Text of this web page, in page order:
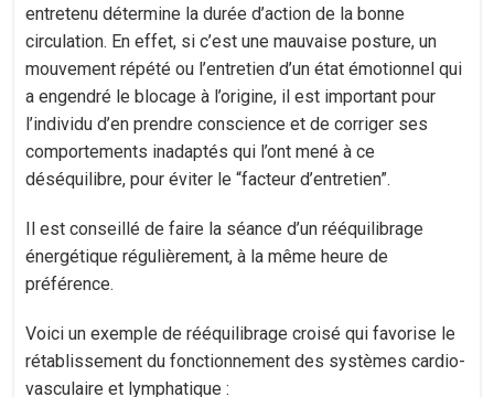
entretenu détermine la durée d’action de la bonne
circulation. En effet, si c’est une mauvaise posture, un
mouvement répété ou l’entretien d’un état émotionnel qui
a engendré le blocage à l’origine, il est important pour
l’individu d’en prendre conscience et de corriger ses
comportements inadaptés qui l’ont mené à ce
déséquilibre, pour éviter le “facteur d’entretien”.
Il est conseillé de faire la séance d’un rééquilibrage
énergétique régulièrement, à la même heure de
préférence.
Voici un exemple de rééquilibrage croisé qui favorise le
rétablissement du fonctionnement des systèmes cardio-
vasculaire et lymphatique :